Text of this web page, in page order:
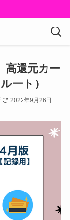
高還元カー
ート）
2022年9月26日